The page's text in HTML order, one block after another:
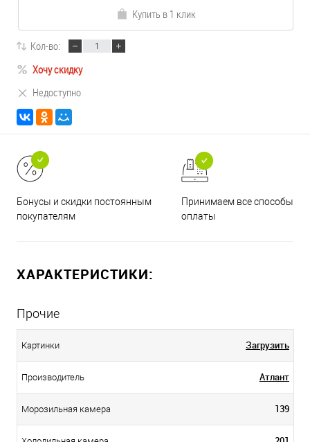
Купить в 1 клик
Кол-во:
Хочу скидку
Недоступно
Бонусы и скидки постоянным
покупателям
Принимаем все способы
оплаты
ХАРАКТЕРИСТИКИ:
Прочие
Картинки Загрузить
Производитель Атлант
Морозильная камера 139